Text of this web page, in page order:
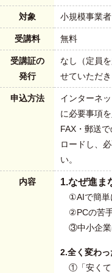
対象 小規模事業者
受講料 無料
受講証の
発行
なし（定員
せていただき
申込方法
インターネ
に必要事項
FAX・郵送
ロードし、
い。
内容 1.なぜ進ま
①AIで簡単
②PCの苦
③中小企業
2.全く変わ
①「安くて